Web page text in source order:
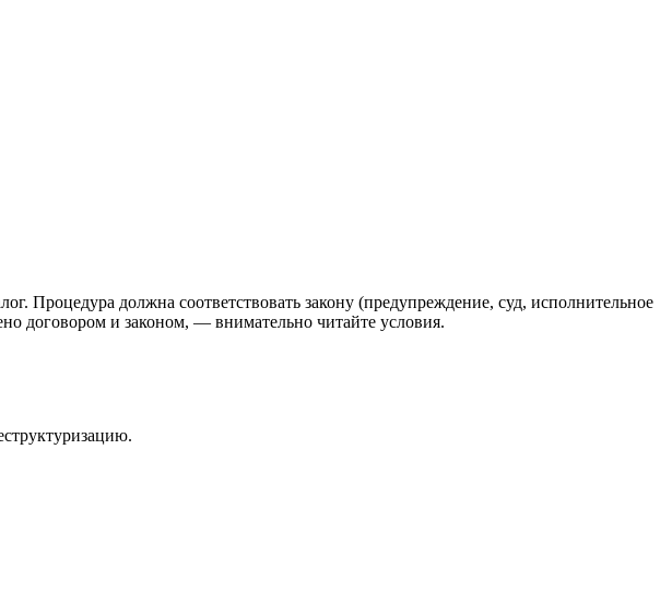
Процедура должна соответствовать закону (предупреждение, суд, исполнительное
договором и законом, — внимательно читайте условия.